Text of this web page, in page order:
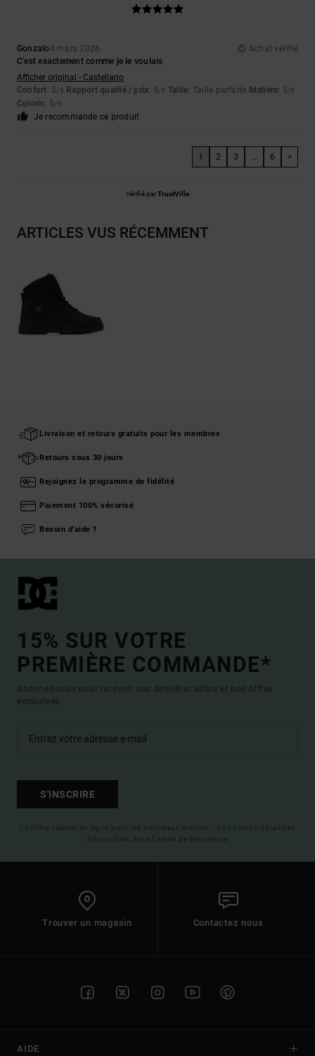
Gonzalo4 mars 2026
Achat vérifié
C'est exactement comme je le voulais
Afficher original - Castellano
Confort: 5/5 Rapport qualité / prix: 5/5 Taille: Taille parfaite Matière: 5/5
Coloris: 5/5
Je recommande ce produit
1 2 3 ... 6 >
Vérifié parTrustVille
ARTICLES VUS RÉCEMMENT
Livraison et retours gratuits pour les membres
Retours sous 30 jours
Rejoignez le programme de fidélité
Paiement 100% sécurisé
Besoin d'aide ?
15% SUR VOTRE
PREMIÈRE COMMANDE*
Abonnez-vous pour recevoir nos dernières actus et nos offres
exclusives.
S'INSCRIRE
(*) Offre valable en ligne pour les nouveaux inscrits - Conditions détaillées
disponibles dans l'email de bienvenue
Trouver un magasin Contactez nous
AIDE